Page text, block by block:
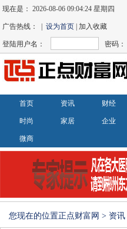
现在是：2026-08-06 09:04:24 星期四
广告热线： |设为首页 | 加入收藏
登陆用户名： 密码：
首页 资讯 财经
时尚 家居 企业
微商
您现在的位置正点财富网 > 资讯